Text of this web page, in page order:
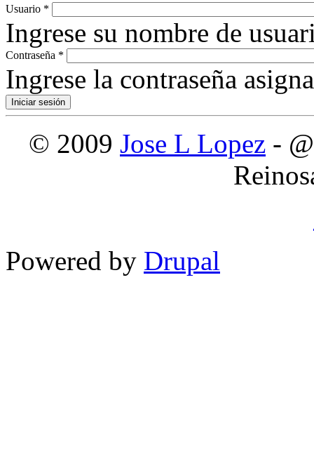
Usuario *
Ingrese su nombre de
Contraseña *
Ingrese la contraseña
© 2009 Jose L Lopez -
Powered by Drupal